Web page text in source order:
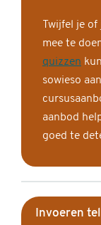
Twijfel je
mee te
quizzen
sowieso
aanbod
goed te
Invoeren